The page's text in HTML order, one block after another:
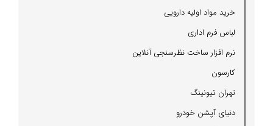
خرید مواد اولیه دارویی
لباس فرم اداری
نرم افزار ساخت نظرسنجی آنلاین
كارسون
تهران تیونینگ
دنیای آپشن خودرو